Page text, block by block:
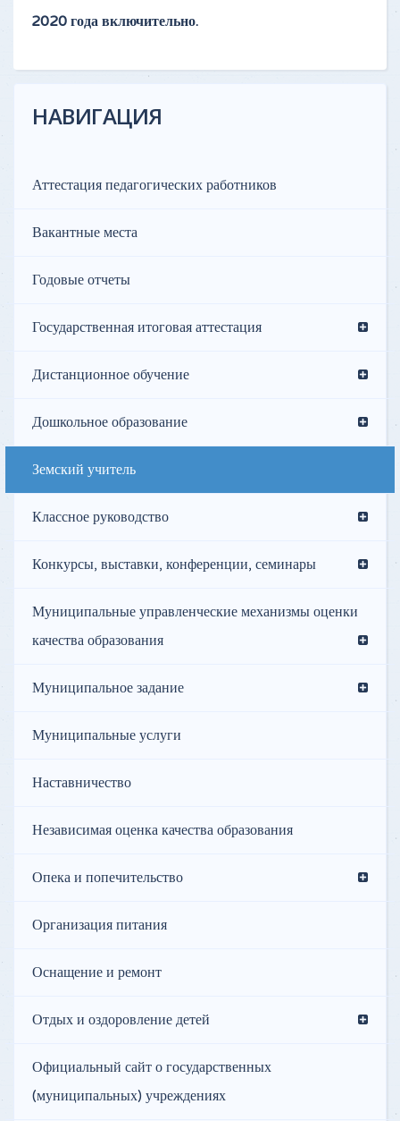
2020 года включительно.
НАВИГАЦИЯ
Аттестация педагогических работников
Вакантные места
Годовые отчеты
Государственная итоговая аттестация
Дистанционное обучение
Дошкольное образование
Земский учитель
Классное руководство
Конкурсы, выставки, конференции, семинары
Муниципальные управленческие механизмы оценки
качества образования
Муниципальное задание
Муниципальные услуги
Наставничество
Независимая оценка качества образования
Опека и попечительство
Организация питания
Оснащение и ремонт
Отдых и оздоровление детей
Официальный сайт о государственных
(муниципальных) учреждениях